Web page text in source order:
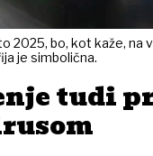
2025, bo, kot kaže, na
je simbolična.
tudi